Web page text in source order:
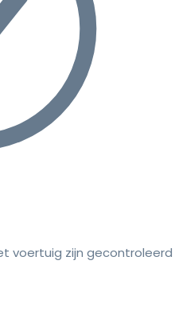
voertuig zijn gecontroleerd